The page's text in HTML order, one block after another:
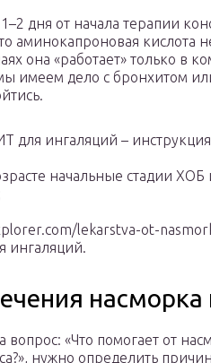
дня от начала терапии
аминокапроновая кислота
она «работает» только в
имеем дело с бронхитом
для ингаляций –
начальные стадии
lekarstva-ot-
ингаляций.
насморка
вопрос: «Что помогает от
нужно определить